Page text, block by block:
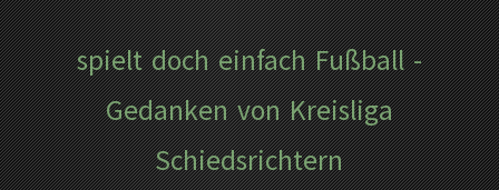
spielt doch einfach Fußball -
Gedanken von Kreisliga
Schiedsrichtern